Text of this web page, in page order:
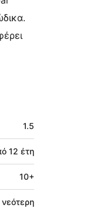
1.5
12 έτη
10+